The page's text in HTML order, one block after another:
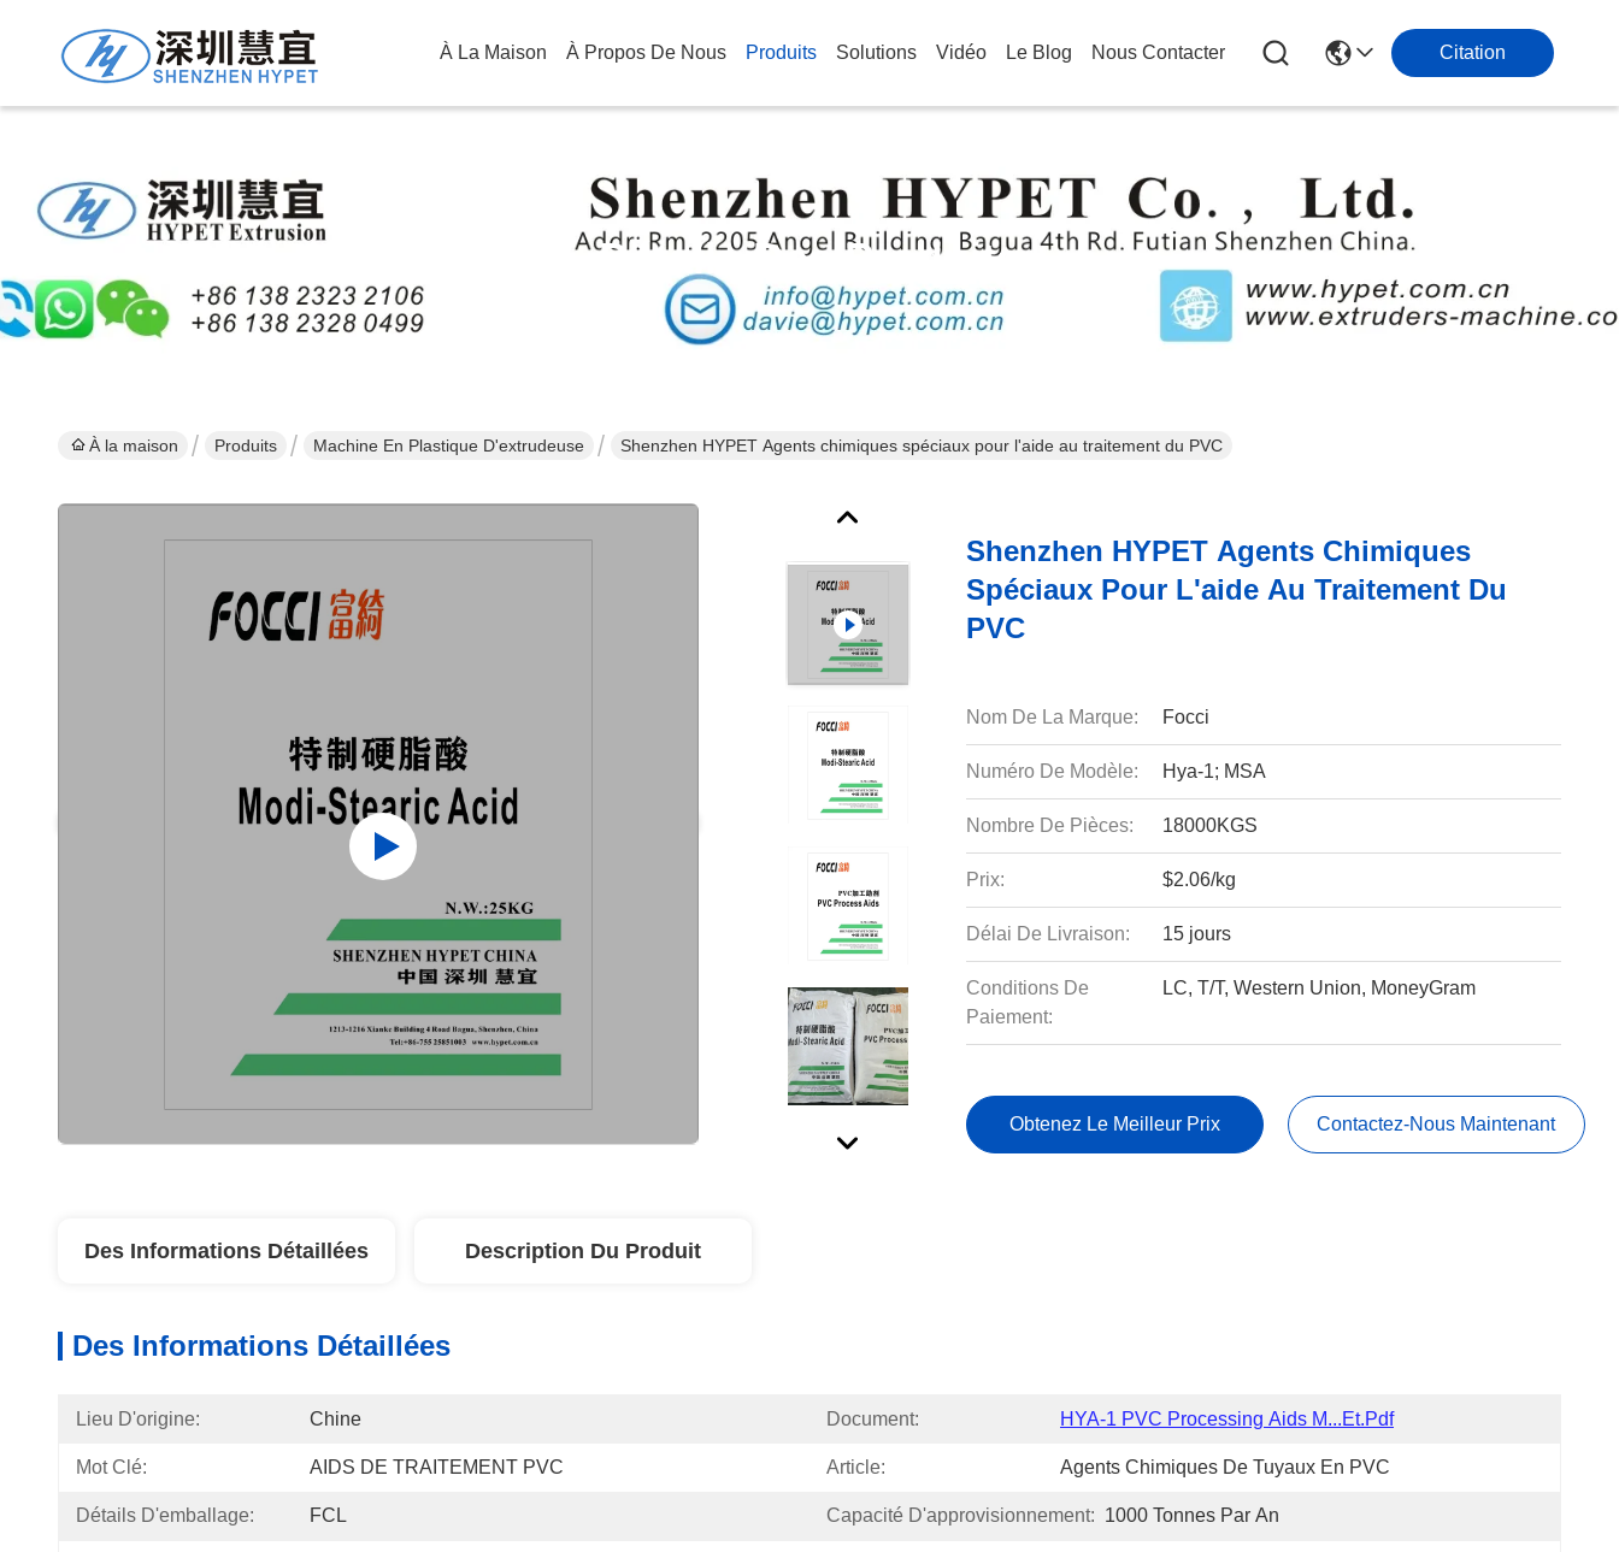
À La Maison À Propos De Nous Produits Solutions Vidéo Le Blog Nous Contacter Citation
Détails Des Produits
À la maison Produits Machine En Plastique D'extrudeuse Shenzhen HYPET Agents chimiques spéciaux pour l'aide au traitement du PVC
Shenzhen HYPET Agents Chimiques
Spéciaux Pour L'aide Au Traitement Du
PVC
Nom De La Marque: Focci
Numéro De Modèle: Hya-1; MSA
Nombre De Pièces: 18000KGS
Prix: $2.06/kg
Délai De Livraison: 15 jours
Conditions De
Paiement:
LC, T/T, Western Union, MoneyGram
Obtenez Le Meilleur Prix Contactez-Nous Maintenant
Des Informations Détaillées Description Du Produit
Des Informations Détaillées
Lieu D'origine: Chine Document: HYA-1 PVC Processing Aids M...et.pdf
Mot Clé: AIDS DE TRAITEMENT PVC Article: Agents Chimiques De Tuyaux En PVC
Détails D'emballage: FCL Capacité D'approvisionnement: 1000 Tonnes Par An